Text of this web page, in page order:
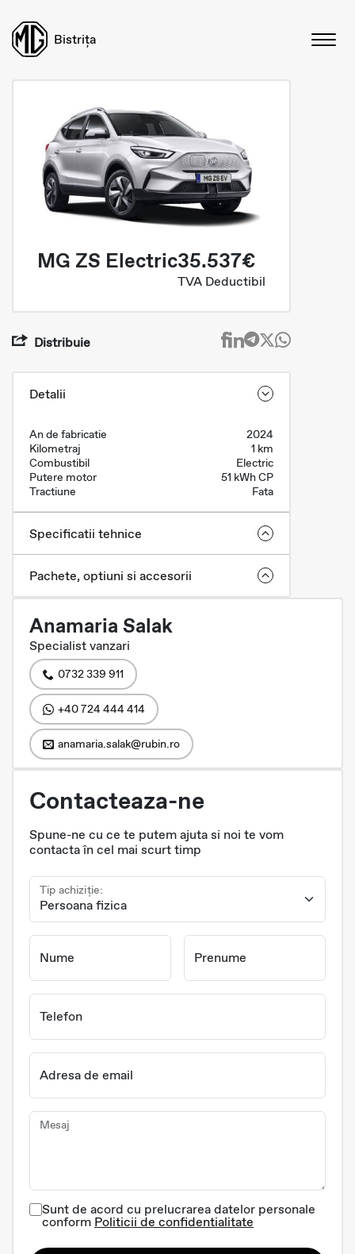
Bistrița
MG ZS Electric35.537€
TVA Deductibil
Distribuie
Detalii
An de fabricatie
2024
Kilometraj
1 km
Combustibil
Electric
Putere motor
51 kWh CP
Tractiune
Fata
Specificatii tehnice
Pachete, optiuni si accesorii
Anamaria Salak
Specialist vanzari
0732 339 911
+40 724 444 414
anamaria.salak@rubin.ro
Contacteaza-ne
Spune-ne cu ce te putem ajuta si noi te vom
contacta în cel mai scurt timp
Tip achiziție:
Nume Prenume
Telefon
Adresa de email
Mesaj
Sunt de acord cu prelucrarea datelor personale
conform Politicii de confidentialitate